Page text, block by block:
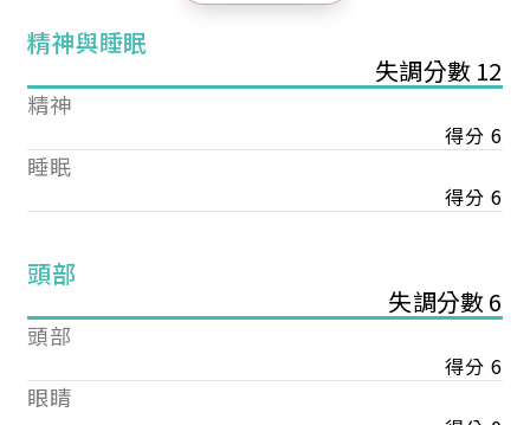
精神與睡眠
失調分數 12
精神
得分 6
睡眠
得分 6
頭部
失調分數 6
頭部
得分 6
眼睛